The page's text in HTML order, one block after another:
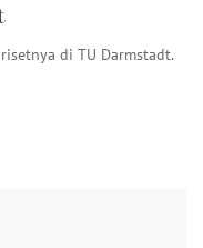
di TU Darmstadt.